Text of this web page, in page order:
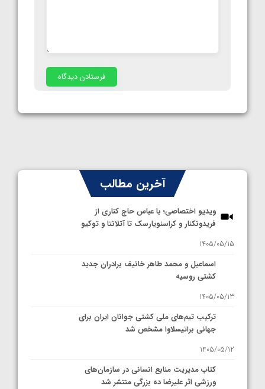
آخرین مطالب
ویدیو اختصاصی؛ با عباس حاج کناری از
فریدونکنار و کراسنویارسک تا آتلانتا و توکیو
1405/05/15
اسماعیل و محمد طاهر خانیف برادران جدید
کشتی روسیه
1405/05/13
ترکیب تیم‌های ملی کشتی جوانان ایران برای
جهانی براتیسلاوا مشخص شد
1405/05/12
کتاب مدیریت منابع انسانی در سازمان‌های
ورزشی اثر علیرضا ده بزرگی منتشر شد